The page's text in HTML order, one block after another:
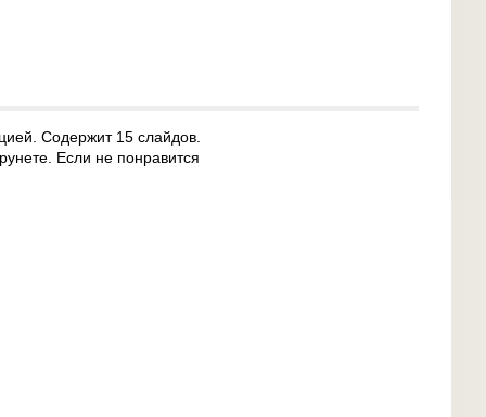
Содержит 15 слайдов.
Если не понравится